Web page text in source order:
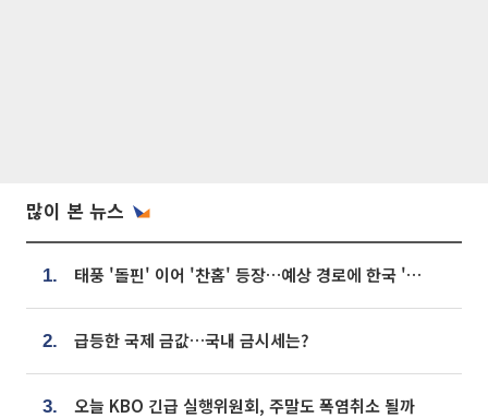
많이 본 뉴스
1. 태풍 '돌핀' 이어 '찬홈' 등장…예상 경로에 한국 '한숨'
2. 급등한 국제 금값…국내 금시세는?
3. 오늘 KBO 긴급 실행위원회, 주말도 폭염취소 될까